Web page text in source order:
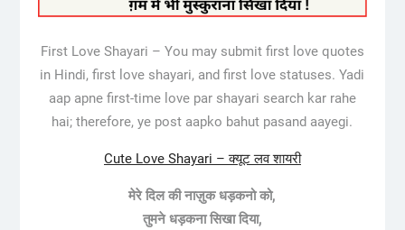
First Love Shayari – You may submit first love quotes
in Hindi, first love shayari, and first love statuses. Yadi
aap apne first-time love par shayari search kar rahe
hai; therefore, ye post aapko bahut pasand aayegi.
Cute Love Shayari – क्यूट लव शायरी
मेरे दिल की नाज़ुक धड़कनो को,
तुमने धड़कना सिखा दिया,